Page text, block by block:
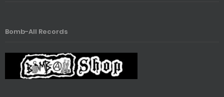
Bomb-All Records